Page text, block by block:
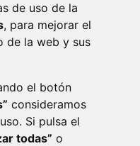
de uso de la
, para mejorar el
de la web y sus
el botón
consideramos
Si pulsa el
todas” o
DATOS